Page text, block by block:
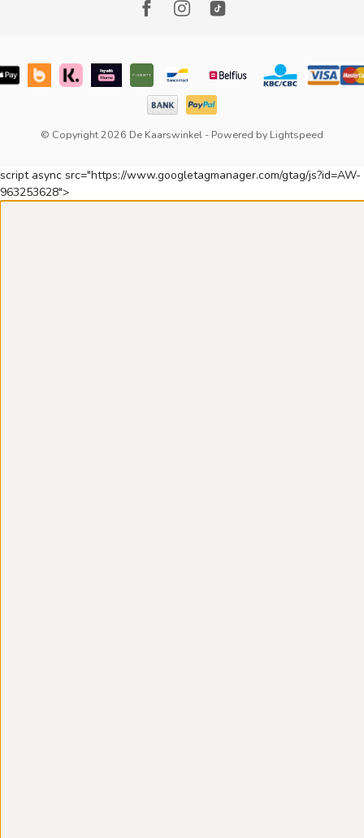
© Copyright 2026 De Kaarswinkel - Powered by Lightspeed
script async src="https://www.googletagmanager.com/gtag/js?id=AW-
963253628">